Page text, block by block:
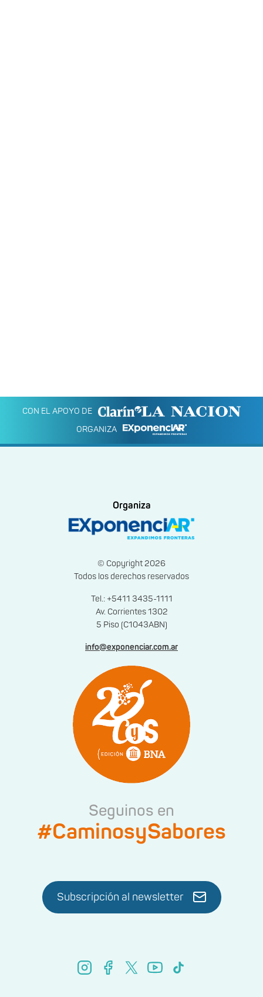
CON EL APOYO DE
ORGANIZA
Organiza
© Copyright 2026
Todos los derechos reservados
Tel.: +5411 3435-1111
Av. Corrientes 1302
5 Piso (C1043ABN)
info@exponenciar.com.ar
Seguinos en
#CaminosySabores
Subscripción al newsletter